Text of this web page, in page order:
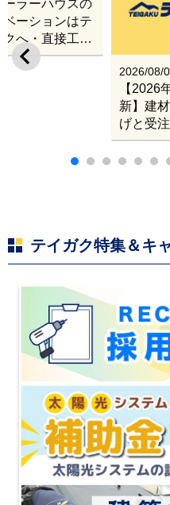
2026/08/
【2026
新】建
げと受
｜塗料
ンナー
ーフィ
と材料
ーラーハウスの
ベーションはテ
クへ・直接工事
張改修サービス
テイガク特集＆キ